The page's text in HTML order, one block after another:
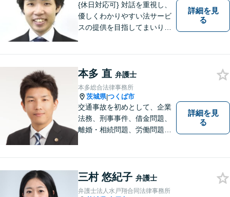
{休日対応可} 対話を重視し、
優しくわかりやすい法サービ
スの提供を目指してまいりま
詳細を見
る
本多 直 弁護士
本多総合法律事務所
茨城県|つくば市
交通事故を初めとして、企業
法務、刑事事件、借金問題、
離婚・相続問題、労働問題そ
実・迅速・丁寧な事件処理を
心掛けています。
詳細を見
る
三村 悠紀子 弁護士
弁護士法人水戸翔合同法律事務所